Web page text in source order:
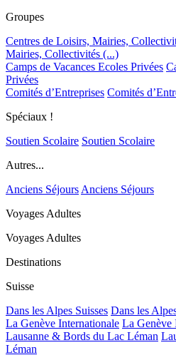
Groupes
Centres de Loisirs, Mairies,
Mairies, Collectivités (...)
Camps de Vacances Ecoles Privées
Privées
Comités d’Entreprises Comités
Spéciaux !
Soutien Scolaire Soutien Scolaire
Autres...
Anciens SéjoursAnciens Séjours
Voyages Adultes
Voyages Adultes
Destinations
Suisse
Dans les Alpes Suisses Dans les
La Genève Internationale La Genève
Lausanne & Bords du Lac Léman
Léman